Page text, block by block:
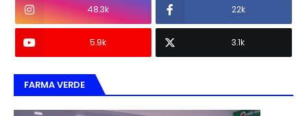
48.3k 22k
5.9k 3.1k
FARMA VERDE